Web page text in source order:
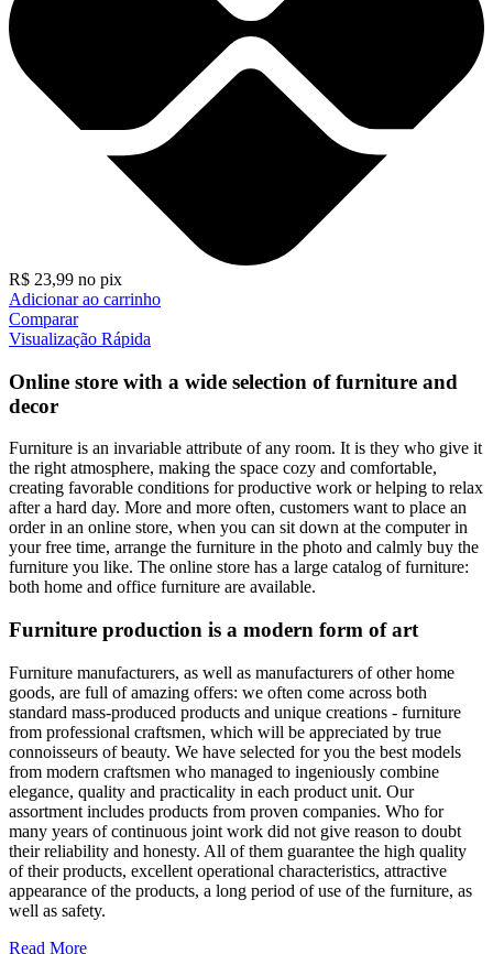
R$ 23,99 no pix
Adicionar ao carrinho
Comparar
Visualização Rápida
Online store with a wide selection of furniture and
decor
Furniture is an invariable attribute of any room. It is they who give it
the right atmosphere, making the space cozy and comfortable,
creating favorable conditions for productive work or helping to relax
after a hard day. More and more often, customers want to place an
order in an online store, when you can sit down at the computer in
your free time, arrange the furniture in the photo and calmly buy the
furniture you like. The online store has a large catalog of furniture:
both home and office furniture are available.
Furniture production is a modern form of art
Furniture manufacturers, as well as manufacturers of other home
goods, are full of amazing offers: we often come across both
standard mass-produced products and unique creations - furniture
from professional craftsmen, which will be appreciated by true
connoisseurs of beauty. We have selected for you the best models
from modern craftsmen who managed to ingeniously combine
elegance, quality and practicality in each product unit. Our
assortment includes products from proven companies. Who for
many years of continuous joint work did not give reason to doubt
their reliability and honesty. All of them guarantee the high quality
of their products, excellent operational characteristics, attractive
appearance of the products, a long period of use of the furniture, as
well as safety.
Read More